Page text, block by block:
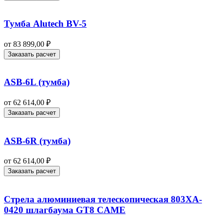
Тумба Alutech BV-5
от 83 899,00 ₽
Заказать расчет
ASB-6L (тумба)
от 62 614,00 ₽
Заказать расчет
ASB-6R (тумба)
от 62 614,00 ₽
Заказать расчет
Стрела алюминиевая телескопическая 803XA-
0420 шлагбаума GT8 CAME